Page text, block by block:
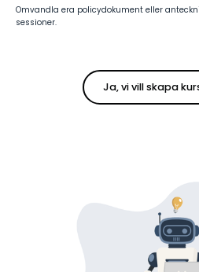
Omvandla era policydokument eller
sessioner.
Ja, vi vill skapa